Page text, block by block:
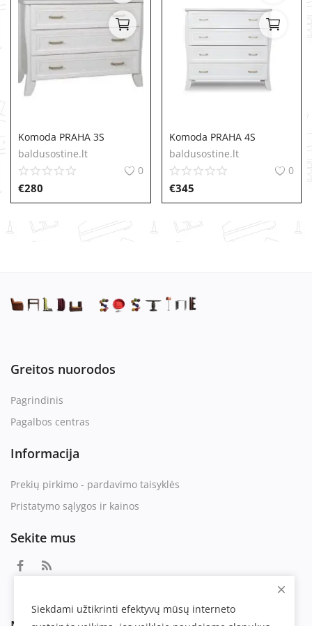
Komoda PRAHA 3S
baldusostine.lt
0
€280
Komoda PRAHA 4S
baldusostine.lt
0
€345
Greitos nuorodos
Pagrindinis
Pagalbos centras
Informacija
Prekių pirkimo - pardavimo taisyklės
Pristatymo sąlygos ir kainos
Sekite mus
Siekdami užtikrinti efektyvų mūsų interneto